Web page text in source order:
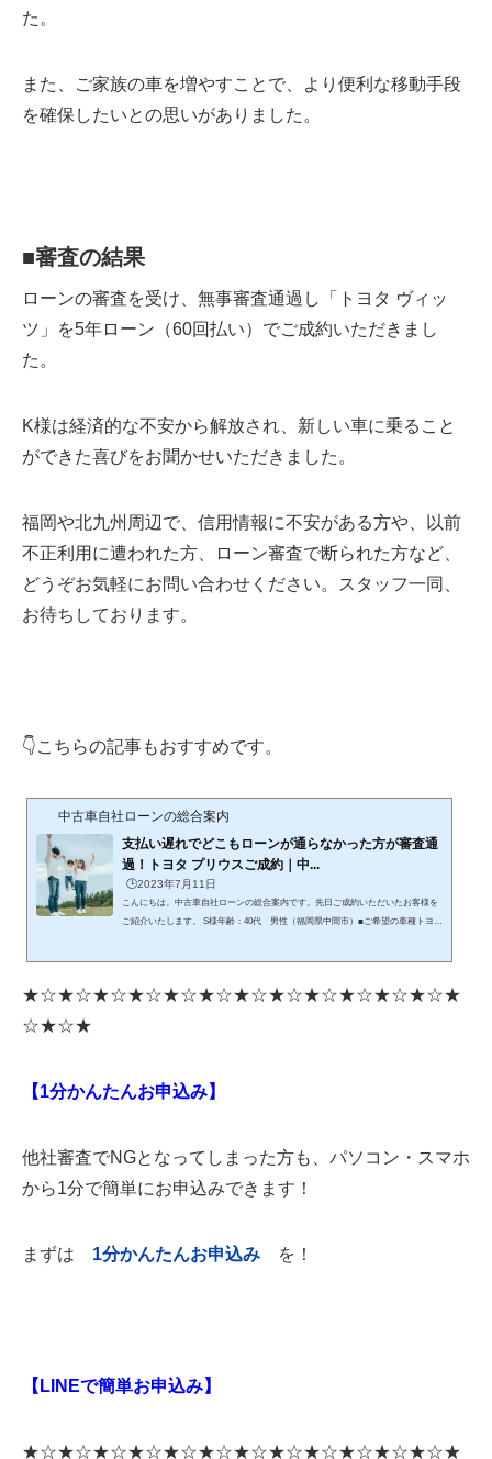
た。
また、ご家族の車を増やすことで、より便利な移動手段
を確保したいとの思いがありました。
■審査の結果
ローンの審査を受け、無事審査通過し「トヨタ ヴィッ
ツ」を5年ローン（60回払い）でご成約いただきまし
た。
K様は経済的な不安から解放され、新しい車に乗ること
ができた喜びをお聞かせいただきました。
福岡や北九州周辺で、信用情報に不安がある方や、以前
不正利用に遭われた方、ローン審査で断られた方など、
どうぞお気軽にお問い合わせください。スタッフ一同、
お待ちしております。
👇こちらの記事もおすすめです。
中古車自社ローンの総合案内
支払い遅れでどこもローンが通らなかった方が審査通
過！トヨタ プリウスご成約｜中...
🕒️2023年7月11日
こんにちは。中古車自社ローンの総合案内です。先日ご成約いただいたお客様を
ご紹介いたします。 S様年齢：40代 男性（福岡県中間市）■ご希望の車種トヨ
審査の結果、ご希望の車種である「トヨタプリウス」を無事にローンで購入いた
★☆★☆★☆★☆★☆★☆★☆★☆★☆★☆★☆★☆★
☆★☆★
【1分かんたんお申込み】
他社審査でNGとなってしまった方も、パソコン・スマホ
から1分で簡単にお申込みできます！
まずは 1分かんたんお申込み を！
【LINEで簡単お申込み】
★☆★☆★☆★☆★☆★☆★☆★☆★☆★☆★☆★☆★